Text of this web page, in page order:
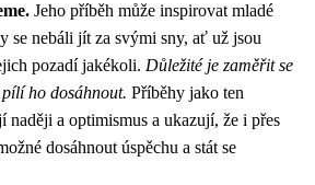
Jeho příběh může inspirovat mladé
se nebáli jít za svými sny, ať už jsou
pozadí jakékoli. Důležité je zaměřit se
ho dosáhnout. Příběhy jako ten
naději a optimismus a ukazují, že i přes
dosáhnout úspěchu a stát se